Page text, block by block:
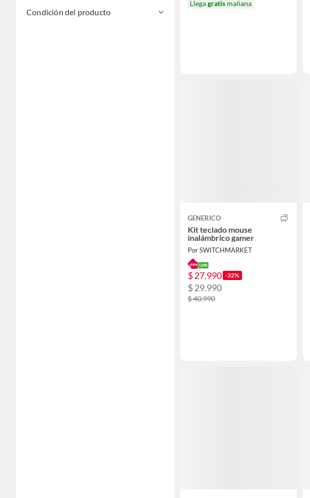
Condición del producto
Llegagratis mañana
GENERICO
Kit teclado mouse
inalámbrico gamer
Por SWITCHMARKET
$ 27.990 -32%
$ 29.990
$ 40.990